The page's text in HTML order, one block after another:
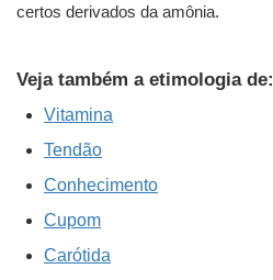
certos derivados da amônia.
Veja também a etimologia de:
Vitamina
Tendão
Conhecimento
Cupom
Carótida